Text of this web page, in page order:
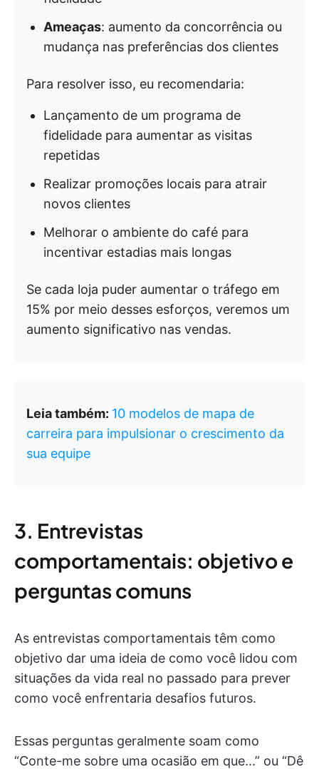
Ameaças: aumento da concorrência ou
mudança nas preferências dos clientes
Para resolver isso, eu recomendaria:
Lançamento de um programa de
fidelidade para aumentar as visitas
repetidas
Realizar promoções locais para atrair
novos clientes
Melhorar o ambiente do café para
incentivar estadias mais longas
Se cada loja puder aumentar o tráfego em
15% por meio desses esforços, veremos um
aumento significativo nas vendas.
Leia também: 10 modelos de mapa de
carreira para impulsionar o crescimento da
sua equipe
3. Entrevistas
comportamentais: objetivo e
perguntas comuns
As entrevistas comportamentais têm como
objetivo dar uma ideia de como você lidou com
situações da vida real no passado para prever
como você enfrentaria desafios futuros.
Essas perguntas geralmente soam como
“Conte-me sobre uma ocasião em que...” ou “Dê